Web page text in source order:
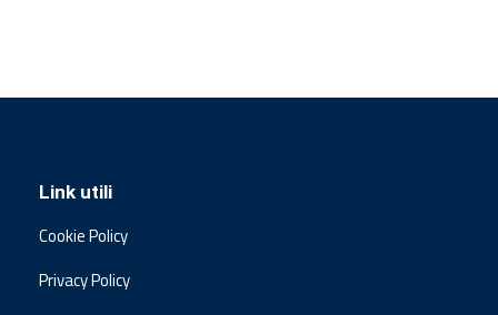
Link utili
Cookie Policy
Privacy Policy